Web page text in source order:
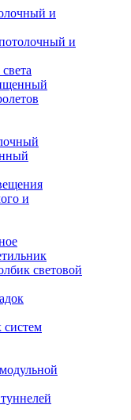
и
и
и
световой